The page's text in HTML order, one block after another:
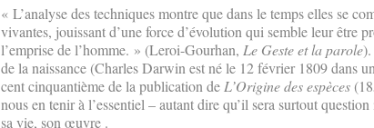
« L’analyse des techniques montre que dans le temps elles se
vivantes, jouissant d’une force d’évolution qui semble leur être
l’emprise de l’homme. » (Leroi-Gourhan, Le Geste et la parole
de la naissance (Charles Darwin est né le 12 février 1809 dans
cent cinquantième de la publication deL’Origine des espèces
nous en tenir à l’essentiel – autant dire qu’il sera surtout
sa vie, son œuvre .